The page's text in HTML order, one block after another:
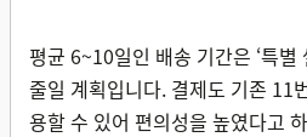
평균 6~10일인 배송 기간은 ‘특별
줄일 계획입니다. 결제도 기존 11
용할 수 있어 편의성을 높였다고